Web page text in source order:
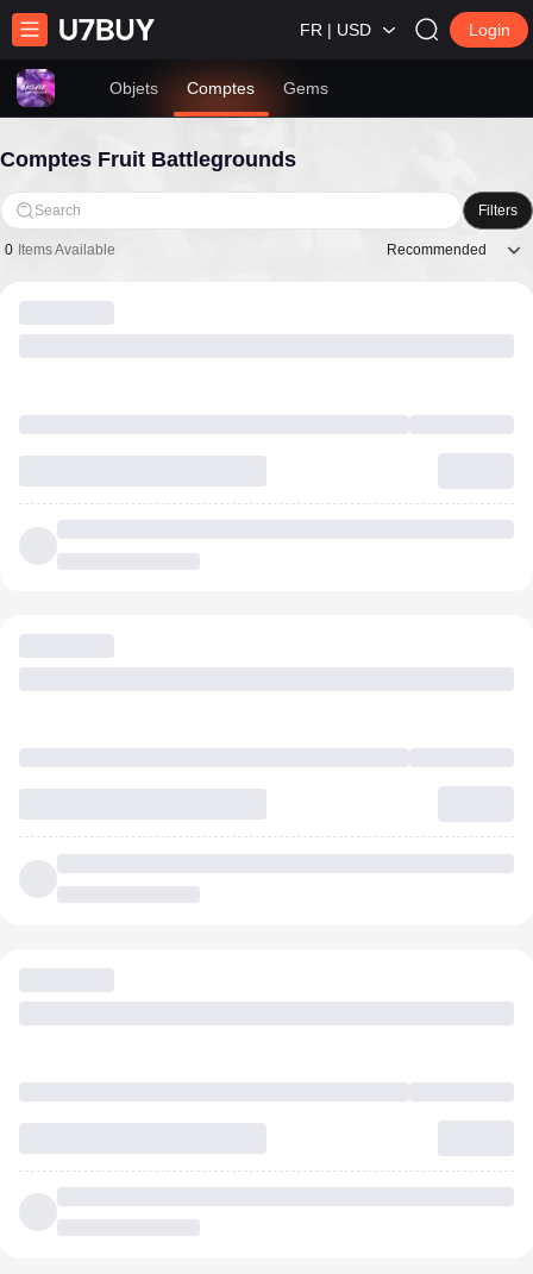
FR | USD Login
Objets Comptes Gems
Comptes Fruit Battlegrounds
Search Filters
0 Items Available Recommended